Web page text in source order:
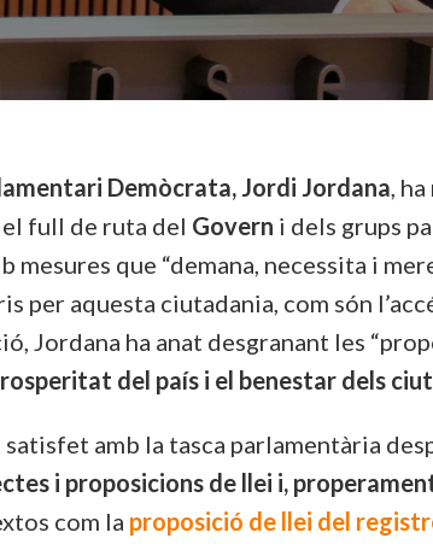
Demòcrata, Jordi Jordana,
full de ruta del Govern i dels grups
mesures que “demana, necessita i
per aquesta ciutadania, com són
Jordana ha anat desgranant les
del país i el benestar dels
satisfet amb la tasca parlamentària
i proposicions de llei i,
com la proposició de llei del